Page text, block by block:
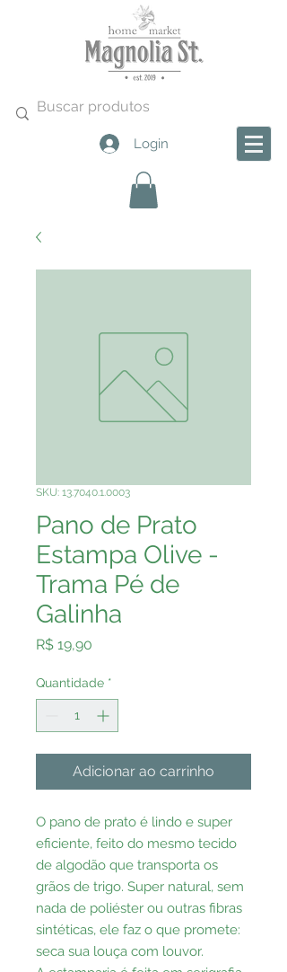
Login
SKU: 13.7040.1.0003
Pano de Prato
Estampa Olive -
Trama Pé de
Galinha
R$ 19,90
Quantidade *
Adicionar ao carrinho
O pano de prato é lindo e super
eficiente, feito do mesmo tecido
de algodão que transporta os
grãos de trigo. Super natural, sem
nada de poliéster ou outras fibras
sintéticas, ele faz o que promete:
seca sua louça com louvor.